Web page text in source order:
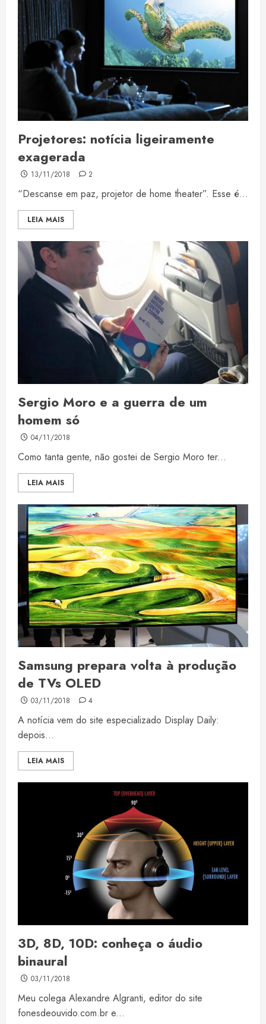
Projetores: notícia ligeiramente
exagerada
13/11/2018 2
“Descanse em paz, projetor de home theater”. Esse é...
LEIA MAIS
Sergio Moro e a guerra de um
homem só
04/11/2018
Como tanta gente, não gostei de Sergio Moro ter...
LEIA MAIS
Samsung prepara volta à produção
de TVs OLED
03/11/2018 4
A notícia vem do site especializado Display Daily:
depois...
LEIA MAIS
3D, 8D, 10D: conheça o áudio
binaural
03/11/2018
Meu colega Alexandre Algranti, editor do site
fonesdeouvido.com.br e...